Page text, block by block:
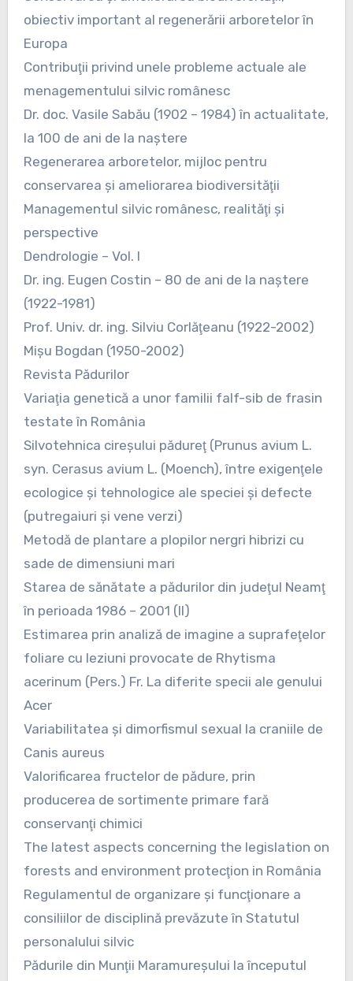
obiectiv important al regenerării arboretelor în
Europa
Contribuţii privind unele probleme actuale ale
menagementului silvic românesc
Dr. doc. Vasile Sabău (1902 – 1984) în actualitate,
la 100 de ani de la naştere
Regenerarea arboretelor, mijloc pentru
conservarea şi ameliorarea biodiversităţii
Managementul silvic românesc, realităţi şi
perspective
Dendrologie – Vol. I
Dr. ing. Eugen Costin – 80 de ani de la naştere
(1922-1981)
Prof. Univ. dr. ing. Silviu Corlăţeanu (1922-2002)
Mişu Bogdan (1950-2002)
Revista Pădurilor
Variaţia genetică a unor familii falf-sib de frasin
testate în România
Silvotehnica cireşului pădureţ (Prunus avium L.
syn. Cerasus avium L. (Moench), între exigenţele
ecologice şi tehnologice ale speciei şi defecte
(putregaiuri şi vene verzi)
Metodă de plantare a plopilor nergri hibrizi cu
sade de dimensiuni mari
Starea de sănătate a pădurilor din judeţul Neamţ
în perioada 1986 – 2001 (II)
Estimarea prin analiză de imagine a suprafeţelor
foliare cu leziuni provocate de Rhytisma
acerinum (Pers.) Fr. La diferite specii ale genului
Acer
Variabilitatea şi dimorfismul sexual la craniile de
Canis aureus
Valorificarea fructelor de pădure, prin
producerea de sortimente primare fară
conservanţi chimici
The latest aspects concerning the legislation on
forests and environment protecţion in România
Regulamentul de organizare şi funcţionare a
consiliilor de disciplină prevăzute în Statutul
personalului silvic
Pădurile din Munţii Maramureşului la începutul